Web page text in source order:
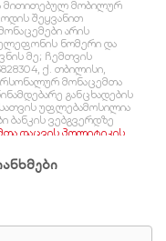
მითითებულ მობილურ
შეყვანით
არის
ნომერი და
მე; ჩემთვის
ქ. თბილისი,
მონაცემთა
განცხადების
უფლებამოსილია
ბანკის ვებგვერდზე
დაცვის პოლიტიკის